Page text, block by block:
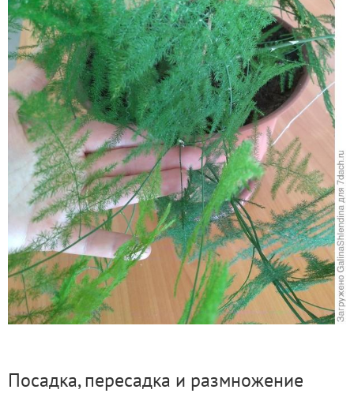
Посадка, пересадка и размножение